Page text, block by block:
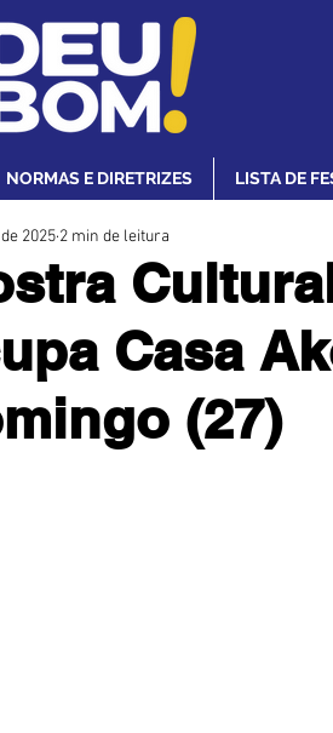
NORMAS E DIRETRIZES LISTA DE
Casa
(27)
2025 2 min de leitura